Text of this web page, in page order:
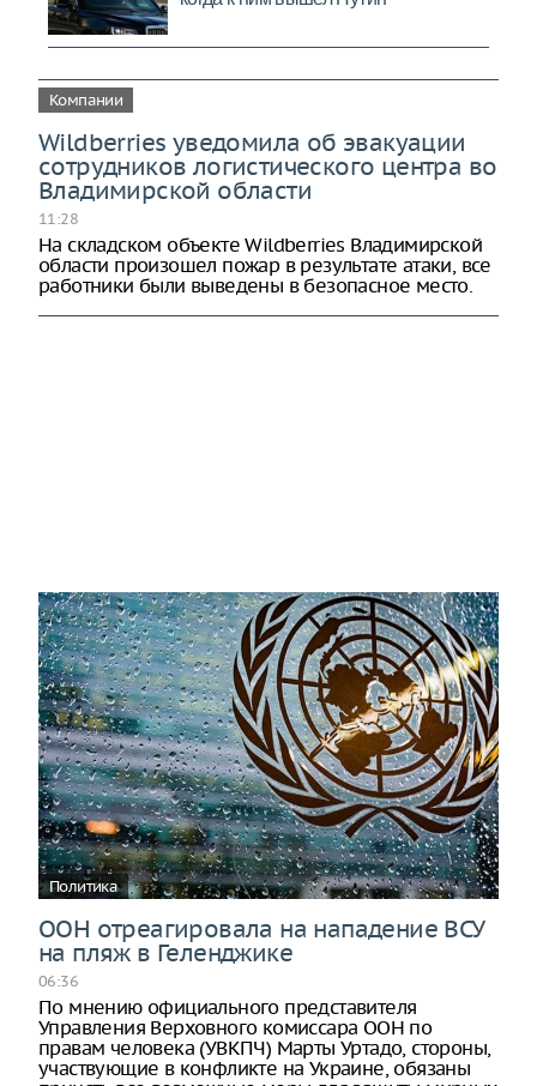
Компании
Wildberries уведомила об эвакуации
сотрудников логистического центра во
Владимирской области
11:28
На складском объекте Wildberries Владимирской
области произошел пожар в результате атаки, все
работники были выведены в безопасное место.
Политика
ООН отреагировала на нападение ВСУ
на пляж в Геленджике
06:36
По мнению официального представителя
Управления Верховного комиссара ООН по
правам человека (УВКПЧ) Марты Уртадо, стороны,
участвующие в конфликте на Украине, обязаны